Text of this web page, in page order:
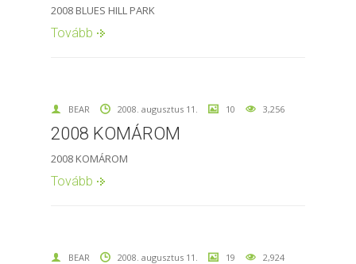
2008 BLUES HILL PARK
Tovább
BEAR 2008. augusztus 11. 10 3,256
2008 KOMÁROM
2008 KOMÁROM
Tovább
BEAR 2008. augusztus 11. 19 2,924